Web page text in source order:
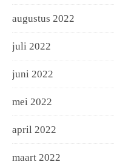
augustus 2022
juli 2022
juni 2022
mei 2022
april 2022
maart 2022